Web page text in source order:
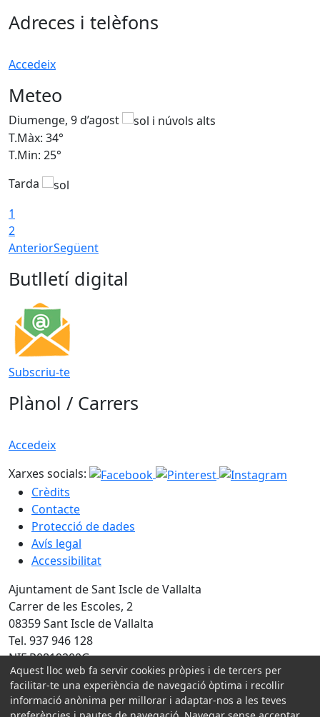
Adreces i telèfons
Accedeix
Meteo
Diumenge, 9 d’agost
T.Màx: 34°
T.Min: 25°
Tarda
1
2
AnteriorSegüent
Butlletí digital
Subscriu-te
Plànol / Carrers
Accedeix
Xarxes socials:
Crèdits
Contacte
Protecció de dades
Avís legal
Accessibilitat
Ajuntament de Sant Iscle de Vallalta
Carrer de les Escoles, 2
08359 Sant Iscle de Vallalta
Tel. 937 946 128
NIF P0819200G
Amb la col·laboració de:
Aquest lloc web fa servir cookies pròpies i de tercers per
facilitar-te una experiència de navegació òptima i recollir
informació anònima per millorar i adaptar-nos a les teves